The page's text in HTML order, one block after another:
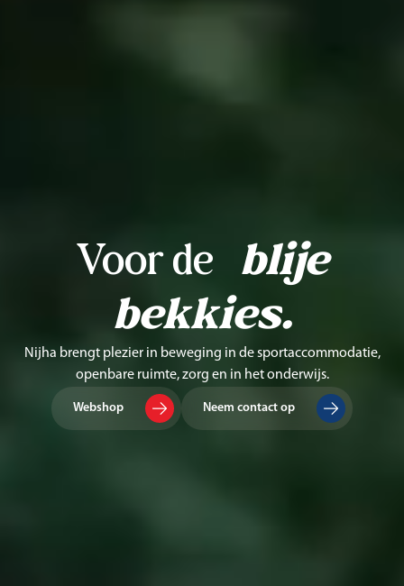
Voor de blije
bekkies.
Nijha brengt plezier in beweging in de sportaccommodatie,
openbare ruimte, zorg en in het onderwijs.
Webshop Neem contact op